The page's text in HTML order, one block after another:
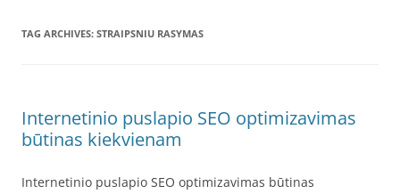
TAG ARCHIVES: STRAIPSNIU RASYMAS
Internetinio puslapio SEO optimizavimas
būtinas kiekvienam
Internetinio puslapio SEO optimizavimas būtinas